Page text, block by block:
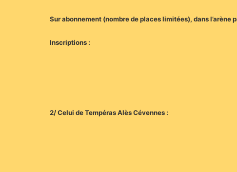
Sur abonnement (nombre de places limitées), dans l’arène
Inscriptions :
2/ Celui de Tempéras Alès Cévennes :